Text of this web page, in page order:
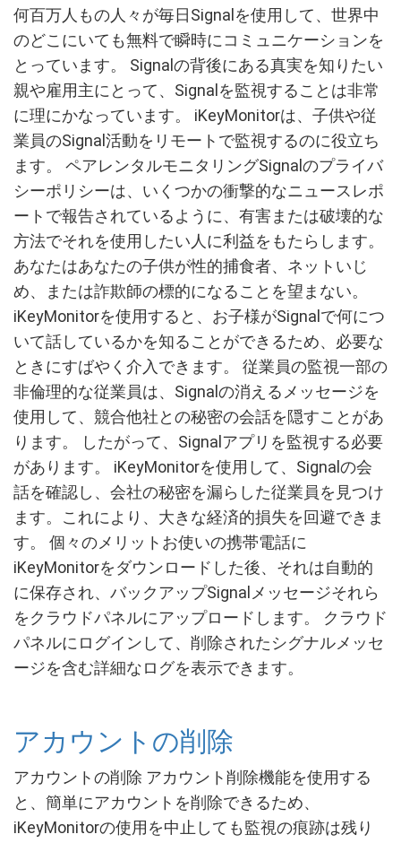
何百万人もの人々が毎日Signalを使用して、世界中
のどこにいても無料で瞬時にコミュニケーションを
とっています。 Signalの背後にある真実を知りたい
親や雇用主にとって、Signalを監視することは非常
に理にかなっています。 iKeyMonitorは、子供や従
業員のSignal活動をリモートで監視するのに役立ち
ます。 ペアレンタルモニタリングSignalのプライバ
シーポリシーは、いくつかの衝撃的なニュースレポ
ートで報告されているように、有害または破壊的な
方法でそれを使用したい人に利益をもたらします。
あなたはあなたの子供が性的捕食者、ネットいじ
め、または詐欺師の標的になることを望まない。
iKeyMonitorを使用すると、お子様がSignalで何につ
いて話しているかを知ることができるため、必要な
ときにすばやく介入できます。 従業員の監視一部の
非倫理的な従業員は、Signalの消えるメッセージを
使用して、競合他社との秘密の会話を隠すことがあ
ります。 したがって、Signalアプリを監視する必要
があります。 iKeyMonitorを使用して、Signalの会
話を確認し、会社の秘密を漏らした従業員を見つけ
ます。これにより、大きな経済的損失を回避できま
す。 個々のメリットお使いの携帯電話に
iKeyMonitorをダウンロードした後、それは自動的
に保存され、バックアップSignalメッセージそれら
をクラウドパネルにアップロードします。 クラウド
パネルにログインして、削除されたシグナルメッセ
ージを含む詳細なログを表示できます。
アカウントの削除
アカウントの削除 アカウント削除機能を使用する
と、簡単にアカウントを削除できるため、
iKeyMonitorの使用を中止しても監視の痕跡は残り